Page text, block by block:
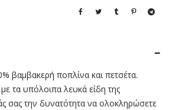
βαμβακερή ποπλίνα και πετσέτα.
τα υπόλοιπα λευκά είδη της
σας την δυνατότητα να ολοκληρώσετε